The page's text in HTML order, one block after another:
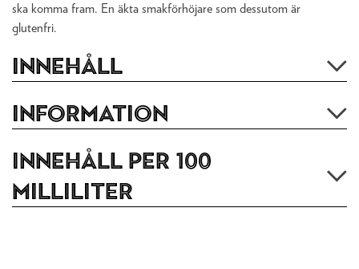
ska komma fram. En äkta smakförhöjare som dessutom är
glutenfri.
Innehåll
Information
Innehåll per 100
milliliter